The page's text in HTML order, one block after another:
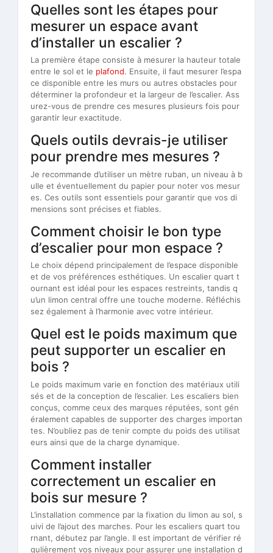
Quelles sont les étapes pour
mesurer un espace avant
d’installer un escalier ?
La première étape consiste à mesurer la hauteur totale
entre le sol et le plafond. Ensuite, il faut mesurer l’espa
ce disponible entre les murs ou autres obstacles pour
déterminer la profondeur et la largeur de l’escalier. Ass
urez-vous de prendre ces mesures plusieurs fois pour
garantir leur exactitude.
Quels outils devrais-je utiliser
pour prendre mes mesures ?
Je recommande d’utiliser un mètre ruban, un niveau à b
ulle et éventuellement du papier pour noter vos mesur
es. Ces outils sont essentiels pour garantir que vos di
mensions sont précises et fiables.
Comment choisir le bon type
d’escalier pour mon espace ?
Le choix dépend principalement de l’espace disponible
et de vos préférences esthétiques. Un escalier quart t
ournant est idéal pour les espaces restreints, tandis q
u’un limon central offre une touche moderne. Réfléchis
sez également à l’harmonie avec votre intérieur.
Quel est le poids maximum que
peut supporter un escalier en
bois ?
Le poids maximum varie en fonction des matériaux utili
sés et de la conception de l’escalier. Les escaliers bien
conçus, comme ceux des marques réputées, sont gén
éralement capables de supporter des charges importan
tes. N’oubliez pas de tenir compte du poids des utilisat
eurs ainsi que de la charge dynamique.
Comment installer
correctement un escalier en
bois sur mesure ?
L’installation commence par la fixation du limon au sol, s
uivi de l’ajout des marches. Pour les escaliers quart tou
rnant, débutez par l’angle. Il est important de vérifier ré
gulièrement vos niveaux pour assurer une installation d